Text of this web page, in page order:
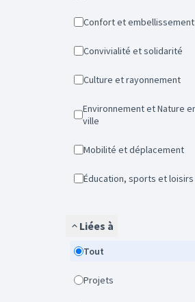
Confort et embellissement
Convivialité et solidarité
Culture et rayonnement
Environnement et Nature en
ville
Mobilité et déplacement
Éducation, sports et loisirs
Liées à
Tout
Projets